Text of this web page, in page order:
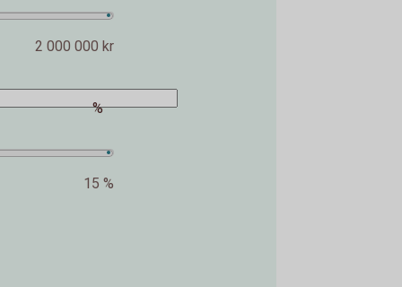
2 000 000 kr
15 %
%